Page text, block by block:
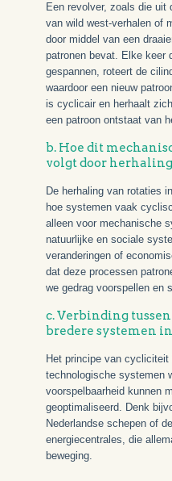
Een revolver, zoals die uit
van wild west-verhalen of
door middel van een
patronen bevat. Elke keer
gespannen, roteert de
waardoor een nieuw
is cyclicair en herhaalt
een patroon ontstaat van
b. Hoe dit
volgt door
De herhaling van rotaties
hoe systemen vaak
alleen voor mechanische
natuurlijke en sociale
veranderingen of
dat deze processen
we gedrag voorspellen en
c. Verbinding
bredere systemen
Het principe van
technologische systemen
voorspelbaarheid kunnen
geoptimaliseerd. Denk
Nederlandse schepen of
energiecentrales, die
beweging.